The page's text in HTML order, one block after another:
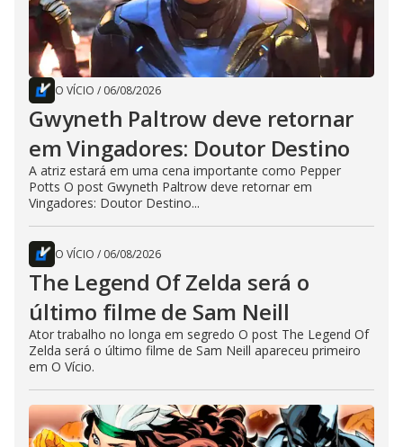
O VÍCIO / 06/08/2026
Gwyneth Paltrow deve retornar
em Vingadores: Doutor Destino
A atriz estará em uma cena importante como Pepper
Potts O post Gwyneth Paltrow deve retornar em
Vingadores: Doutor Destino...
O VÍCIO / 06/08/2026
The Legend Of Zelda será o
último filme de Sam Neill
Ator trabalho no longa em segredo O post The Legend Of
Zelda será o último filme de Sam Neill apareceu primeiro
em O Vício.